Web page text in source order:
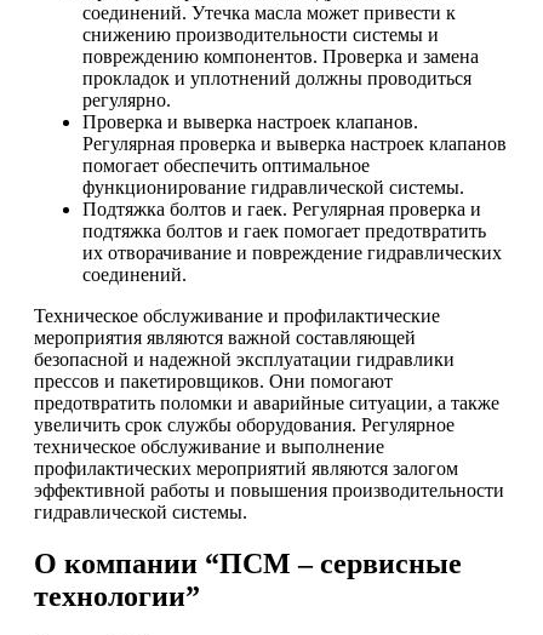
соединений. Утечка масла может привести к
снижению производительности системы и
повреждению компонентов. Проверка и замена
прокладок и уплотнений должны проводиться
регулярно.
Проверка и выверка настроек клапанов.
Регулярная проверка и выверка настроек клапанов
помогает обеспечить оптимальное
функционирование гидравлической системы.
Подтяжка болтов и гаек. Регулярная проверка и
подтяжка болтов и гаек помогает предотвратить
их отворачивание и повреждение гидравлических
соединений.
Техническое обслуживание и профилактические
мероприятия являются важной составляющей
безопасной и надежной эксплуатации гидравлики
прессов и пакетировщиков. Они помогают
предотвратить поломки и аварийные ситуации, а также
увеличить срок службы оборудования. Регулярное
техническое обслуживание и выполнение
профилактических мероприятий являются залогом
эффективной работы и повышения производительности
гидравлической системы.
О компании “ПСМ – сервисные
технологии”